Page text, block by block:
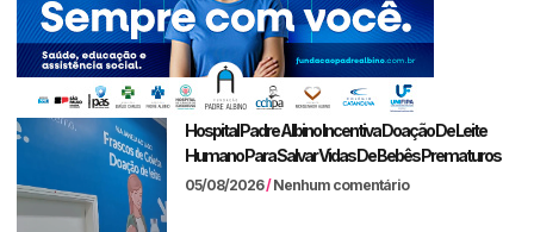
Hospital Padre Albino Incentiva Doação De Leite
Humano Para Salvar Vidas De Bebês Prematuros
05/08/2026 Nenhum comentário